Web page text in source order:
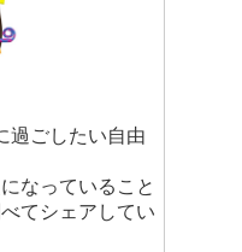
過ごしたい自由
なっていること
てシェアしてい